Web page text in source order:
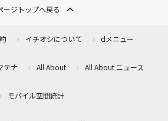
ージトップへ戻る
イチオシについて dメニュー
テナ All About All About ニュース
モバイル空間統計